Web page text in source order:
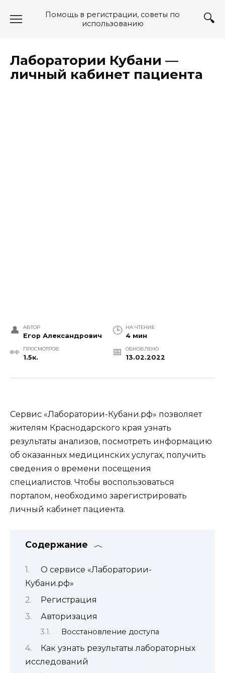
Помощь в регистрации, советы по
использованию
Лаборатории Кубани —
личный кабинет пациента
АВТОР
Егор Александрович
НА ЧТЕНИЕ
4 мин
ПРОСМОТРОВ
1.5к.
ОБНОВЛЕНО
13.02.2022
Сервис «Лаборатории-Кубани.рф» позволяет
жителям Краснодарского края узнать
результаты анализов, посмотреть информацию
об оказанных медицинских услугах, получить
сведения о времени посещения
специалистов. Чтобы воспользоваться
порталом, необходимо зарегистрировать
личный кабинет пациента.
Содержание
О сервисе «Лаборатории-
Кубани.рф»
Регистрация
Авторизация
Восстановление доступа
Как узнать результаты лабораторных
исследований